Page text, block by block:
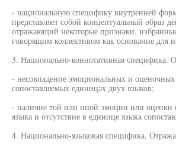
- национальную специфику внутренней
представляет собой концептуальный образ
отражающий некоторые признаки,
говорящим коллективом как основание для
3. Национально-коннотативная специфика.
- несовпадение эмоциональных и
сопоставляемых единицах двух языков;
- наличие той или иной эмоции или оценки
языка и отсутствие в единице языка
4. Национально-языковая специфика.